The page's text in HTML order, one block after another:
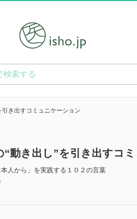
引き出すコミュニケーション
“動き出し”を引き出すコ
本人から」を実践する１０２の言葉